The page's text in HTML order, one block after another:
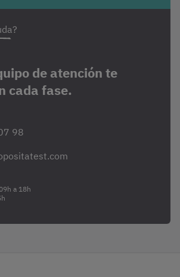
de atención te
cada fase.
98
a 18h